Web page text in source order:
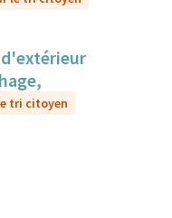
tri citoyen